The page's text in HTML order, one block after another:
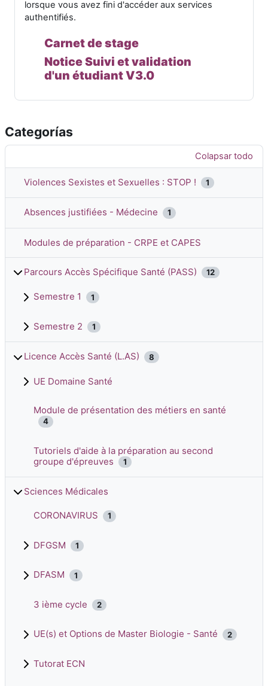
lorsque vous avez fini d'accéder aux services
authentifiés.
Carnet de stage
NoticeSuivi et validation
d'un étudiant V3.0
Categorías
Colapsar todo
Violences Sexistes et Sexuelles : STOP ! 1
Absences justifiées - Médecine 1
Modules de préparation - CRPE et CAPES
Parcours Accès Spécifique Santé (PASS) 12
Semestre 1 1
Semestre 2 1
Licence Accès Santé (L.AS) 8
UE Domaine Santé
Module de présentation des métiers en santé
4
Tutoriels d'aide à la préparation au second
groupe d'épreuves
1
Sciences Médicales
CORONAVIRUS 1
DFGSM 1
DFASM 1
3 ième cycle 2
UE(s) et Options de Master Biologie - Santé 2
Tutorat ECN